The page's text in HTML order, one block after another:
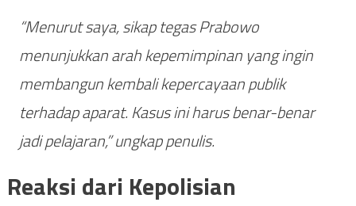
“Menurut saya, sikap tegas Prabowo
menunjukkan arah kepemimpinan yang ingin
membangun kembali kepercayaan publik
terhadap aparat. Kasus ini harus benar-benar
jadi pelajaran,” ungkap penulis.
Reaksi dari Kepolisian